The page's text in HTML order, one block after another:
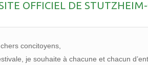
OFFICIEL DE
concitoyens,
je souhaite à chacune et chacun